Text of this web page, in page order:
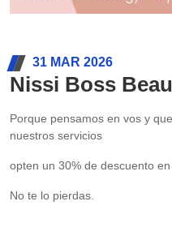
31 MAR 2026
Nissi Boss
Porque pensamos en vos y
nuestros servicios
opten un 30% de descuento
No te lo pierdas.